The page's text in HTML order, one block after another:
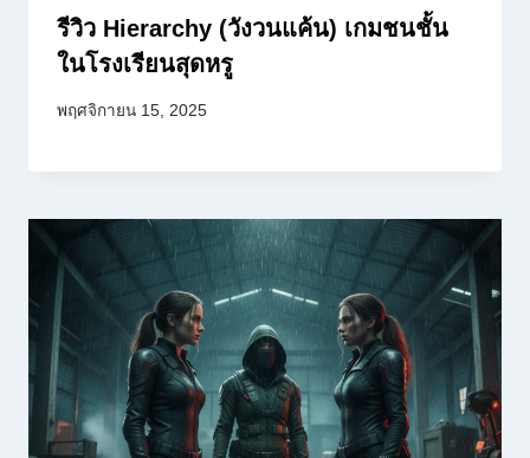
รีวิว Hierarchy (วังวนแค้น) เกมชนชั้น
ในโรงเรียนสุดหรู
พฤศจิกายน 15, 2025